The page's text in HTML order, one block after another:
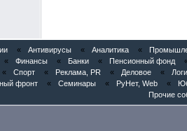
« Антивирусы « Аналитика «
« Финансы « Банки « Пенсионный фонд
« Спорт « Реклама, PR « Деловое «
фронт « Семинары « РуНет, Web «
Прочие